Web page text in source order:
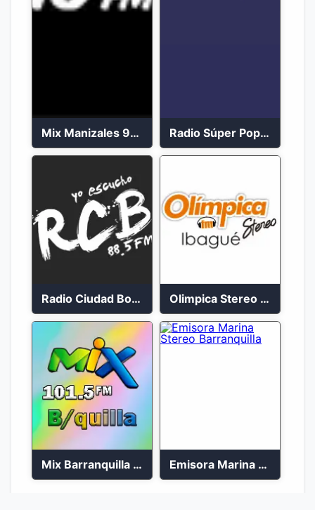
Mix Manizales 95.1 FM en Vivo Radio Súper Popayán en vivo 2023
Radio Ciudad Bolívar 88.5 FM Olimpica Stereo Ibagué 94.3 FM
Mix Barranquilla en vivo 103.9 FM Emisora Marina Stereo Barranquilla